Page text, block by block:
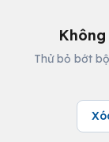
Thử bỏ bớt